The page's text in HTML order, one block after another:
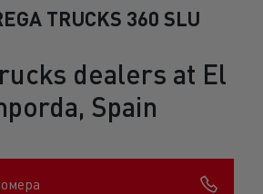
TRUCKS 360 SLU
dealers at El
Spain